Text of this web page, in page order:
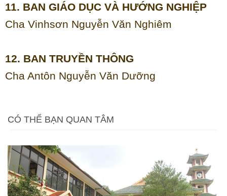
11. BAN GIÁO DỤC VÀ HƯỚNG NGHIỆP
Cha Vinhsơn Nguyễn Văn Nghiêm
12. BAN TRUYỀN THÔNG
Cha Antôn Nguyễn Văn Dưỡng
CÓ THỂ BẠN QUAN TÂM